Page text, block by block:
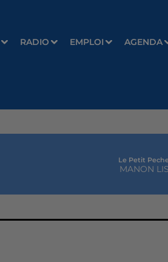
RADIO EMPLOI AGENDA
Le Petit
MANON